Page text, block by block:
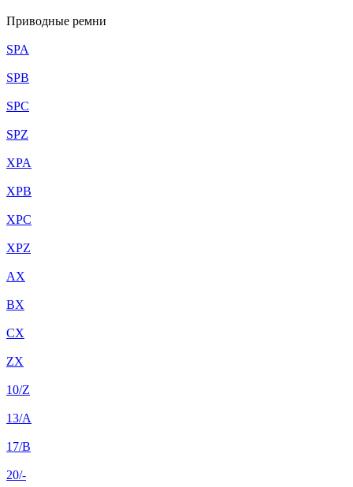
Приводные ремни
SPA
SPB
SPC
SPZ
XPA
XPB
XPC
XPZ
AX
BX
CX
ZX
10/Z
13/A
17/B
20/-